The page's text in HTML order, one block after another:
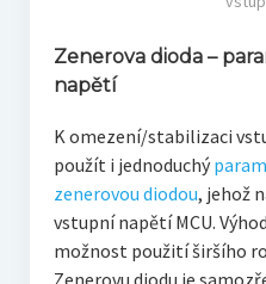
Zenerova dioda –
napětí
K omezení/stabilizaci
použít i jednoduchý
zenerovou diodou, jehož
vstupní napětí MCU.
možnost použití širšího
Zenerovu diodu je